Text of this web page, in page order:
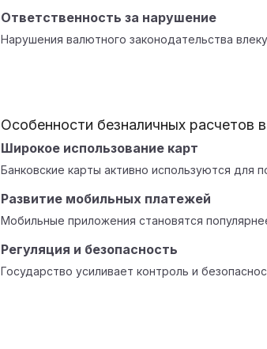
Ответственность за нарушение
Нарушения валютного законодательства
Особенности безналичных расчетов
Широкое использование карт
Банковские карты активно используются для
Развитие мобильных платежей
Мобильные приложения становятся
Регуляция и безопасность
Государство усиливает контроль и